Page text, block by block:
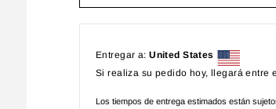
Entregar a:United States
Si realiza su pedido hoy, llegará entre
Los tiempos de entrega estimados están